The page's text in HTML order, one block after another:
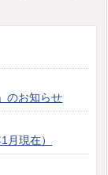
のお知らせ
月現在）